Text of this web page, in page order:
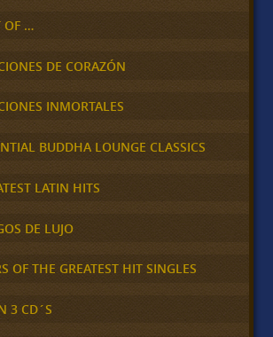
OF …
DE CORAZÓN
INMORTALES
BUDDHA LOUNGE CLASSICS
LATIN HITS
DE LUJO
OF THE GREATEST HIT SINGLES
3 CD´S